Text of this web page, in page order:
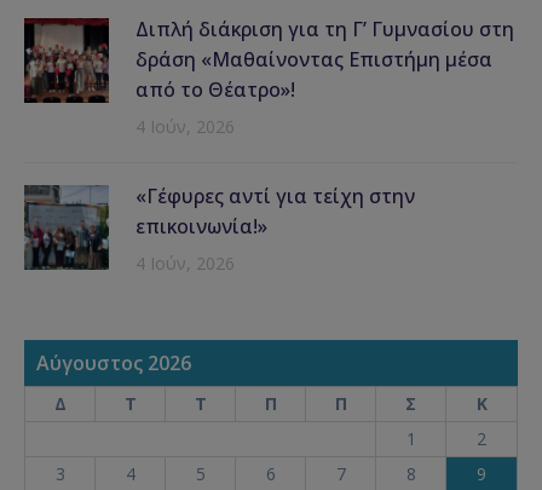
Διπλή διάκριση για τη Γ’ Γυμνασίου στη
δράση «Μαθαίνοντας Επιστήμη μέσα
από το Θέατρο»!
4 Ιούν, 2026
«Γέφυρες αντί για τείχη στην
επικοινωνία!»
4 Ιούν, 2026
Αύγουστος 2026
Δ Τ Τ Π Π Σ
Κ
1
2
3
4 5 6 7 8
9